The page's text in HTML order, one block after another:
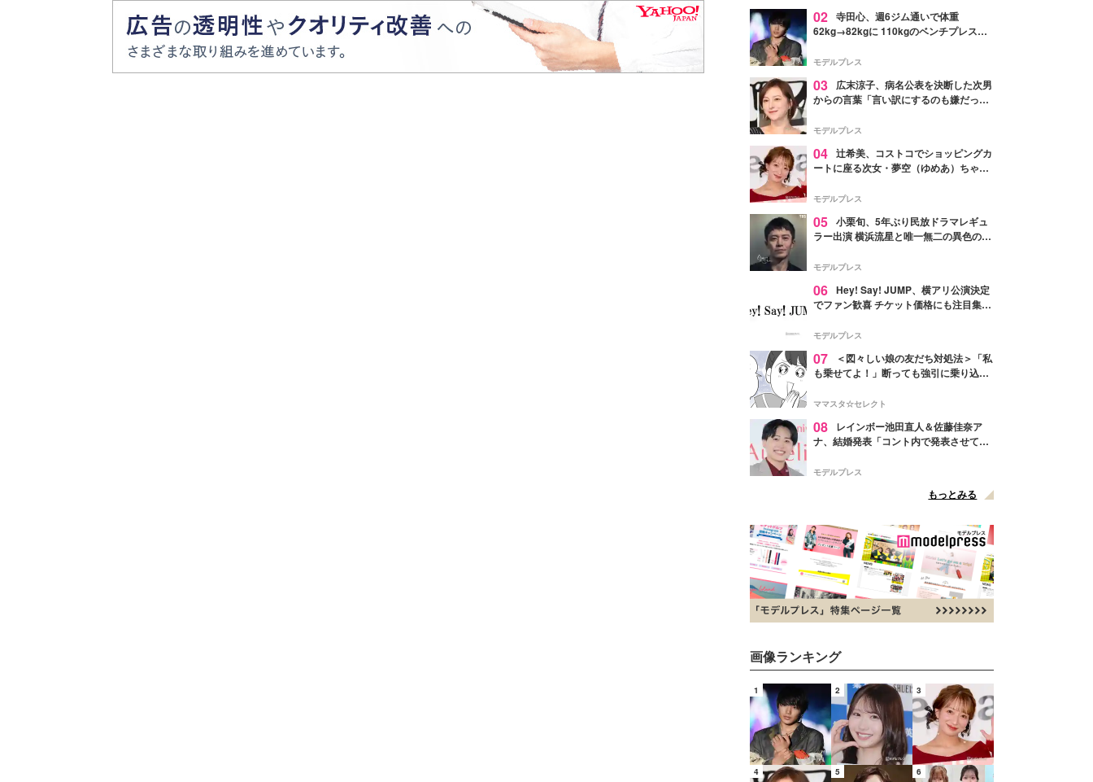
02 寺田心、週6ジム通いで体重
62kg→82kgに 110kgのベンチプレス持
「かっこいい」と反響
モデルプレス
03
広末涼子、病名公表を決断した次男
からの言葉「言い訳にするのも嫌だっ
モデルプレス
04 辻希美、コストコでショッピングカ
ートに座る次女・夢空（ゆめあ）ちゃん
ぎ」「成長を感じる」の声
モデルプレス
05 小栗旬、5年ぶり民放ドラマレギュ
ラー出演 横浜流星と唯一無二の異色のバ
モデルプレス
06 Hey! Say! JUMP、横アリ公演決定
でファン歓喜 チケット価格にも注目集ま
モデルプレス
07
＜図々しい娘の友だち対処法＞「私
も乗せてよ！」断っても強引に乗り込ん
ママスタ☆セレクト
08
レインボー池田直人＆佐藤佳奈ア
ナ、結婚発表「コント内で発表させてい
点変更のため
モデルプレス
もっとみる
画像ランキング
1 2 3
4 5 6